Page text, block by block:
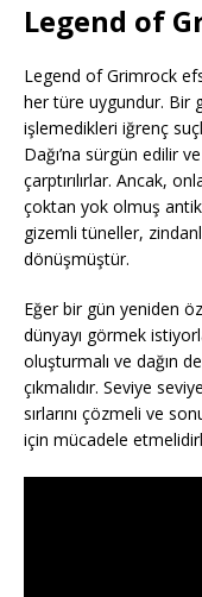
Legend of
Legend of Grimrock
her türe uygundur. Bir
işlemedikleri iğrenç
Dağı’na sürgün edilir
çarptırılırlar. Ancak,
çoktan yok olmuş
gizemli tüneller,
dönüşmüştür.
Eğer bir gün yeniden
dünyayı görmek
oluşturmalı ve dağın
çıkmalıdır. Seviye
sırlarını çözmeli ve
için mücadele